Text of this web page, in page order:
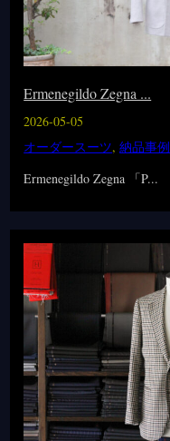
Ermenegildo Zegna ...
2026-05-05
オーダースーツ,納品事例
Ermenegildo Zegna 「P...